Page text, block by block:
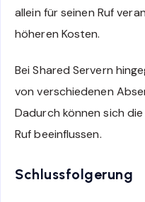
allein für seinen Ruf
höheren Kosten.
Bei Shared Servern
von verschiedenen
Dadurch können sich
Ruf beeinflussen.
Schlussfolgerung